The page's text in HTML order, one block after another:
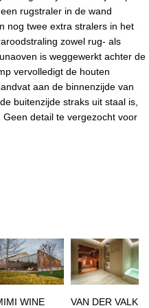
rugstraler in de wand
nog twee extra stralers in het
zowel rug- als
is weggewerkt achter de
vervolledigt de houten
aan de binnenzijde van
buitenzijde straks uit staal is,
detail te vergezocht voor
WINE VAN DER VALK